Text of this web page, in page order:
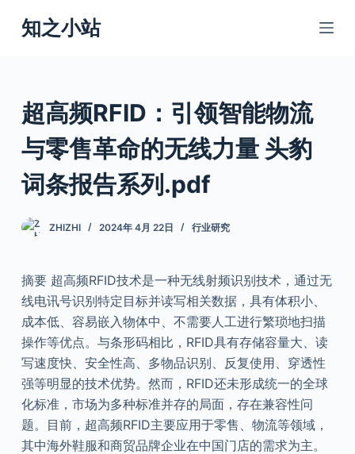
跳
过
知之小站
超高频RFID：引领智能物流
与零售革命的无线力量 头豹
词条报告系列.pdf
ZHIZHI 2024年 4月 22日 行业研究
摘要 超高频RFID技术是一种无线射频识别技术，通过无
线电讯号识别特定目标并读写相关数据，具有体积小、
成本低、容易嵌入物体中、不需要人工进行繁琐地扫描
操作等优点。与条形码相比，RFID具有存储容量大、读
写速度快、安全性高、多物品识别、反复使用、穿透性
强等明显的技术优势。然而，RFID还未形成统一的全球
化标准，市场为多种标准并存的局面，存在兼容性问
题。目前，超高频RFID主要应用于零售、物流等领域，
其中海外鞋服和商贸品牌企业在中国门店的需求为主。